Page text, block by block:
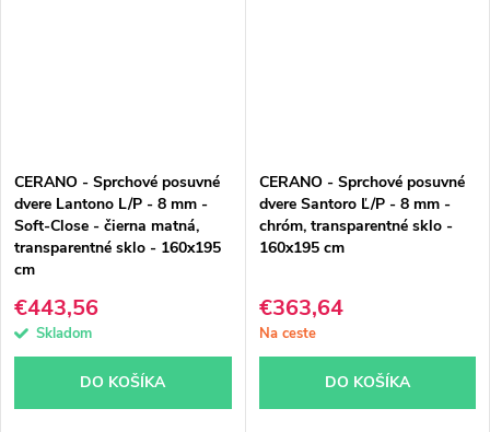
CERANO - Sprchové posuvné
dvere Lantono L/P - 8 mm -
Soft-Close - čierna matná,
transparentné sklo - 160x195
cm
€443,56
Skladom
DO KOŠÍKA
CERANO - Sprchové posuvné
dvere Santoro Ľ/P - 8 mm -
chróm, transparentné sklo -
160x195 cm
€363,64
Na ceste
DO KOŠÍKA